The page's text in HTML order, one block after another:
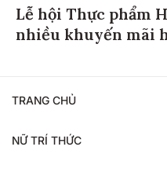
Lễ hội Thực phẩm
nhiều khuyến mãi
TRANG CHỦ
NỮ TRÍ THỨC